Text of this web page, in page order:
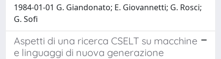
1984-01-01 G. Giandonato; E. Giovannetti; G. Rosci;
G. Sofi
Aspetti di una ricerca CSELT su macchine
e linguaggi di nuova generazione